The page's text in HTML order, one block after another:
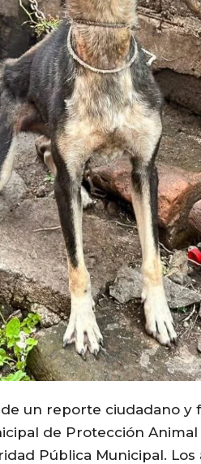
un reporte ciudadano y
de Protección Animal
Pública Municipal.